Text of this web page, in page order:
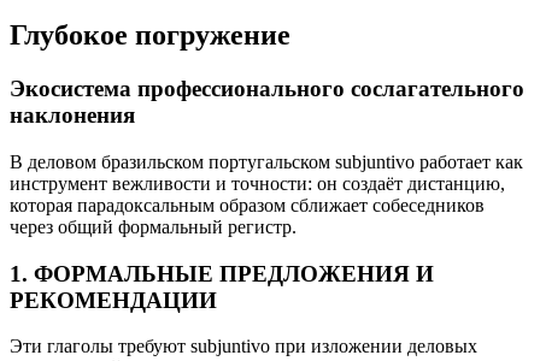
Глубокое погружение
Экосистема профессионального сослагательного
наклонения
В деловом бразильском португальском subjuntivo работает как
инструмент вежливости и точности: он создаёт дистанцию,
которая парадоксальным образом сближает собеседников
через общий формальный регистр.
1. ФОРМАЛЬНЫЕ ПРЕДЛОЖЕНИЯ И
РЕКОМЕНДАЦИИ
Эти глаголы требуют subjuntivo при изложении деловых